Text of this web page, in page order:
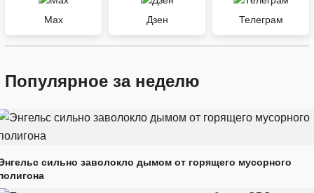
Max Дзен Телеграм
Популярное за неделю
сильно заволокло дымом от горящего мусорного